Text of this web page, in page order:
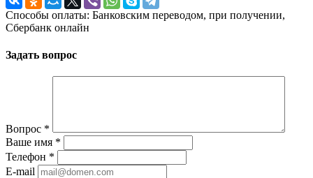
Способы оплаты: Банковским переводом, при получении,
Сбербанк онлайн
Задать вопрос
Вопрос *
Ваше имя *
Телефон *
E-mail